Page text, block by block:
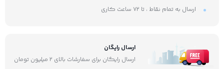
ارسال به تمام نقاط ، تا ۷۲ ساعت کاری
ارسال رایگان
ارسال رایگان برای سفارشات بالای ۲ میلیون تومان